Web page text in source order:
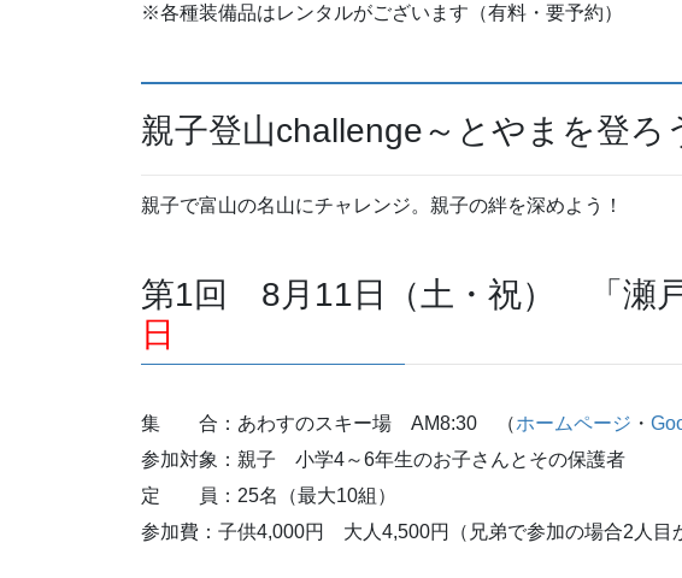
※各種装備品はレンタルがございます（有料・要予約）
親子登山challenge～とやまを登ろ
親子で富山の名山にチャレンジ。親子の絆を深めよう！
第1回 8月11日（土・祝） 「瀬
日
集 合：あわすのスキー場 AM8:30 （ホームページ ・
参加対象：親子 小学4～6年生のお子さんとその保護者
定 員：25名（最大10組）
参加費：子供4,000円 大人4,500円（兄弟で参加の場合2人目